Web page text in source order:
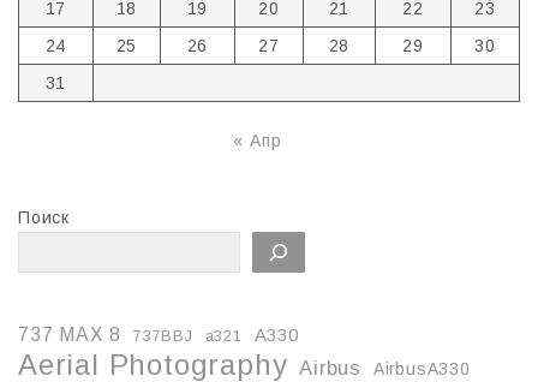
17
18 19 20 21 22
23
24
25 26 27 28 29
30
31
« Апр
Поиск
737 MAX 8 737BBJ a321 A330
Aerial Photography Airbus
AirbusA330